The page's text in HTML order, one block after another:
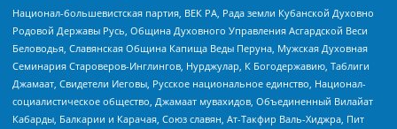
Национал-большевистская партия, ВЕК РА, Рада земли Кубанской Духовно
Родовой Державы Русь, Община Духовного Управления Асгардской Веси
Беловодья, Славянская Община Капища Веды Перуна, Мужская Духовная
Семинария Староверов-Инглингов, Нурджулар, К Богодержавию, Таблиги
Джамаат, Свидетели Иеговы, Русское национальное единство, Национал-
социалистическое общество, Джамаат мувахидов, Объединенный Вилайат
Кабарды, Балкарии и Карачая, Союз славян, Ат-Такфир Валь-Хиджра, Пит